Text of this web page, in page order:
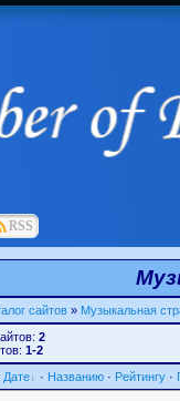
RSS
сайтов » Музыкальная
2
1-2
Дате · Названию · Рейтингу ·